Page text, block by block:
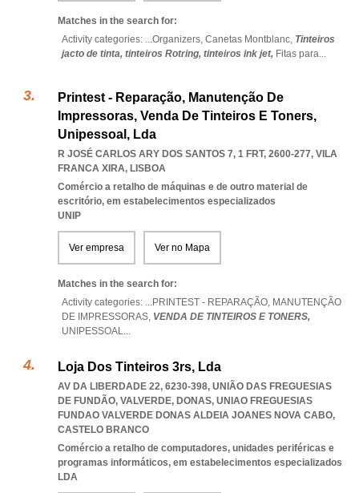
Matches in the search for:
Activity categories: ...Organizers, Canetas Montblanc, Tinteiros
jacto de tinta, tinteiros Rotring, tinteiros ink jet, Fitas para...
Printest - Reparação, Manutenção De
Impressoras, Venda De Tinteiros E Toners,
Unipessoal, Lda
R JOSÉ CARLOS ARY DOS SANTOS 7, 1 FRT, 2600-277, VILA
FRANCA XIRA, LISBOA
Comércio a retalho de máquinas e de outro material de
escritório, em estabelecimentos especializados
UNIP
Ver empresa Ver no Mapa
Matches in the search for:
Activity categories: ...PRINTEST - REPARAÇÃO, MANUTENÇÃO
DE IMPRESSORAS, VENDA DE TINTEIROS E TONERS,
UNIPESSOAL...
Loja Dos Tinteiros 3rs, Lda
AV DA LIBERDADE 22, 6230-398, UNIÃO DAS FREGUESIAS
DE FUNDÃO, VALVERDE, DONAS, UNIAO FREGUESIAS
FUNDAO VALVERDE DONAS ALDEIA JOANES NOVA CABO,
CASTELO BRANCO
Comércio a retalho de computadores, unidades periféricas e
programas informáticos, em estabelecimentos especializados
LDA